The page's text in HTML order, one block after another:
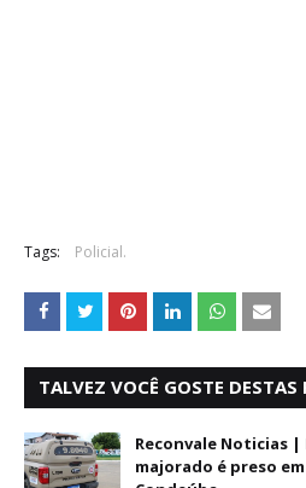
Tags: Policial.
TALVEZ VOCÊ GOSTE DESTAS
Reconvale Noticias
majorado é preso